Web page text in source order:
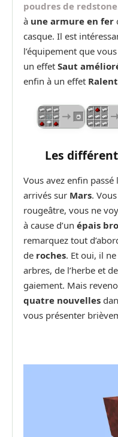
poudres de redstone
à une armure en fer
casque. Il est
l’équipement que
un effet Saut
enfin à un effet
Les
Vous avez enfin passé
arrivés sur Mars.
rougeâtre, vous ne
à cause d’un épais
remarquez tout
de roches. Et oui, il
arbres, de l’herbe et
gaiement. Mais
quatre nouvelles
vous présenter